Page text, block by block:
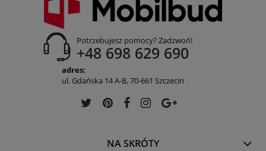
Potrzebujesz pomocy? Zadzwoń!
+48 698 629 690
adres:
ul. Gdańska 14 A-B, 70-661 Szczecin
NA SKRÓTY